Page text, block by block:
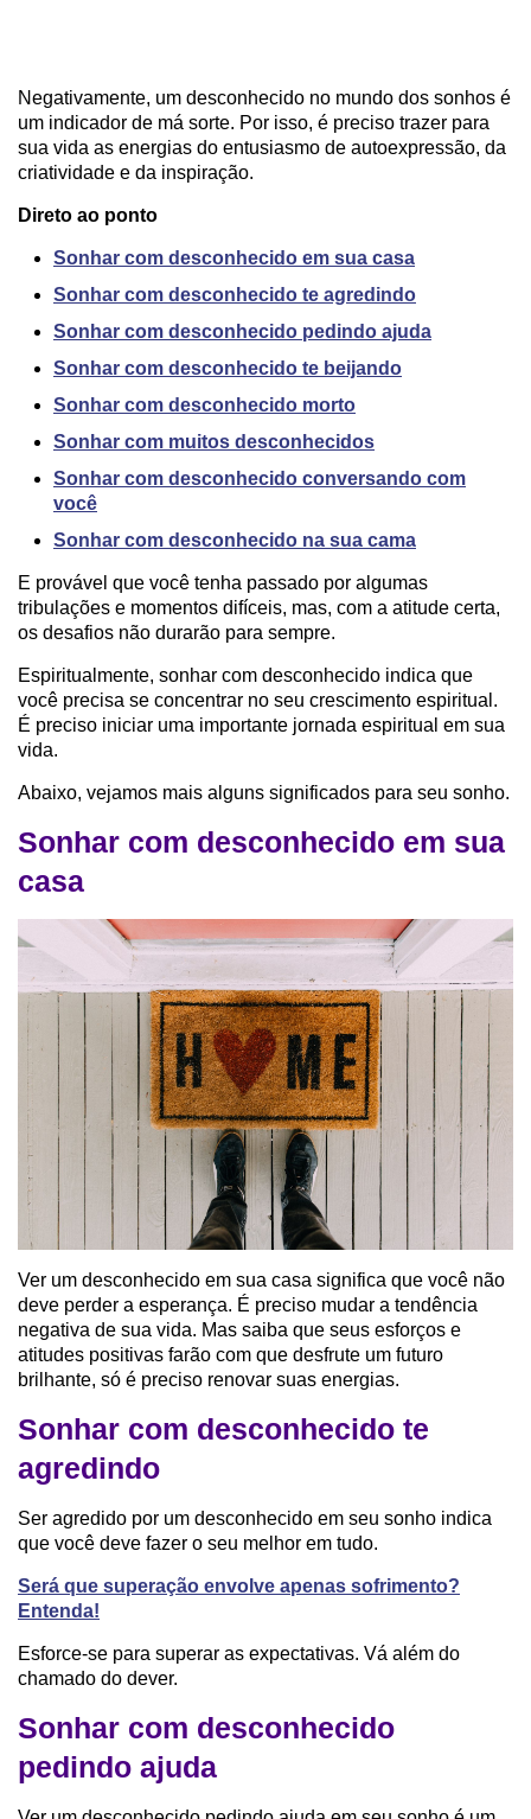
Negativamente, um desconhecido no mundo dos sonhos é
um indicador de má sorte. Por isso, é preciso trazer para
sua vida as energias do entusiasmo de autoexpressão, da
criatividade e da inspiração.
Direto ao ponto
Sonhar com desconhecido em sua casa
Sonhar com desconhecido te agredindo
Sonhar com desconhecido pedindo ajuda
Sonhar com desconhecido te beijando
Sonhar com desconhecido morto
Sonhar com muitos desconhecidos
Sonhar com desconhecido conversando com
você
Sonhar com desconhecido na sua cama
E provável que você tenha passado por algumas
tribulações e momentos difíceis, mas, com a atitude certa,
os desafios não durarão para sempre.
Espiritualmente, sonhar com desconhecido indica que
você precisa se concentrar no seu crescimento espiritual.
É preciso iniciar uma importante jornada espiritual em sua
vida.
Abaixo, vejamos mais alguns significados para seu sonho.
Sonhar com desconhecido em sua
casa
Ver um desconhecido em sua casa significa que você não
deve perder a esperança. É preciso mudar a tendência
negativa de sua vida. Mas saiba que seus esforços e
atitudes positivas farão com que desfrute um futuro
brilhante, só é preciso renovar suas energias.
Sonhar com desconhecido te
agredindo
Ser agredido por um desconhecido em seu sonho indica
que você deve fazer o seu melhor em tudo.
Será que superação envolve apenas sofrimento?
Entenda!
Esforce-se para superar as expectativas. Vá além do
chamado do dever.
Sonhar com desconhecido
pedindo ajuda